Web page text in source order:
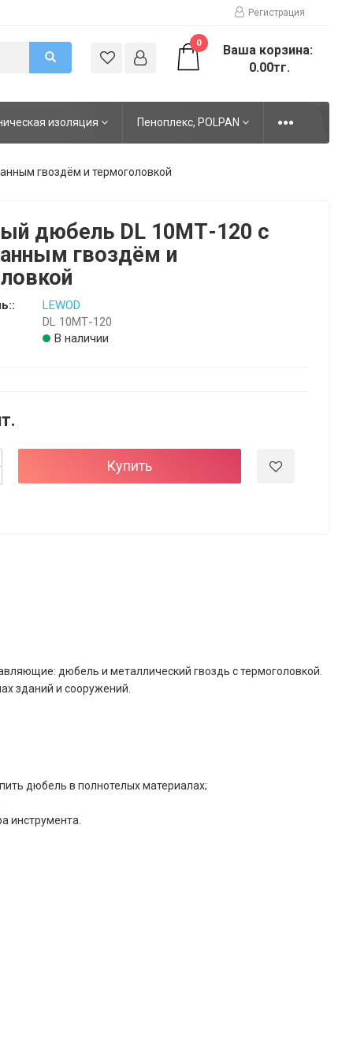
Регистрация
0
Ваша корзина:
0.00тг.
изоляция Пеноплекс, POLPAN
гвоздём и термоголовкой
дюбель DL 10МТ-120 с
гвоздём и
LEWOD
DL 10МТ-120
В наличии
Купить
дюбель и металлический гвоздь с термоголовкой.
зданий и сооружений.
дюбель в полнотелых материалах;
инструмента.